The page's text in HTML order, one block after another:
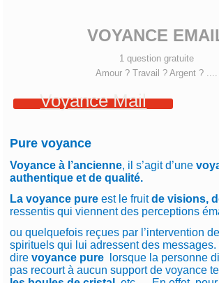
VOYANCE
1 question gratuite
Amour ? Travail ? Argent ? ....
Voyance Mail
Pure voyance
Voyance à l’ancienne, il s’agit d’une
authentique et de qualité.
La voyance pure est le fruitde visions,
ressentis qui viennent des perceptions
ou quelquefois reçues par l’intervention
spirituels qui lui adressent des messages.
direvoyance pure lorsque la personne
pas recourt à aucun support de voyance